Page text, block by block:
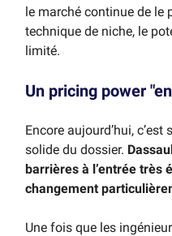
le marché continue de le
technique de niche, le
limité.
Un pricing power
Encore aujourd’hui,
solide du dossier.
barrières à l’entrée très
changement
Une fois que les